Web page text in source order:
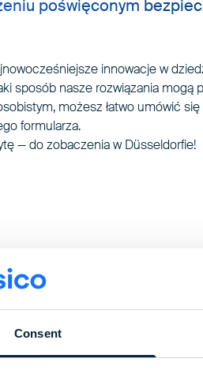
Consent
poświęconym
innowacje w
sposób nasze rozwiązania
możesz łatwo umówić
formularza.
— do zobaczenia w Düsseldorfie!